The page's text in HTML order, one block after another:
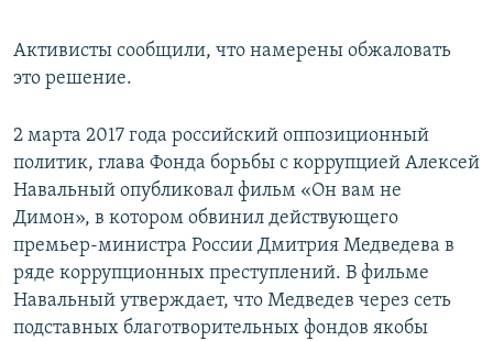
Активисты сообщили, что намерены обжаловать
это решение.
2 марта 2017 года российский оппозиционный
политик, глава Фонда борьбы с коррупцией Алексей
Навальный опубликовал фильм «Он вам не
Димон», в котором обвинил действующего
премьер-министра России Дмитрия Медведева в
ряде коррупционных преступлений. В фильме
Навальный утверждает, что Медведев через сеть
подставных благотворительных фондов якобы